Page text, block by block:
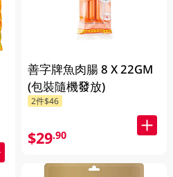
善字牌魚肉腸 8 X 22GM
(包裝隨機發放)
2件$46
$29.90